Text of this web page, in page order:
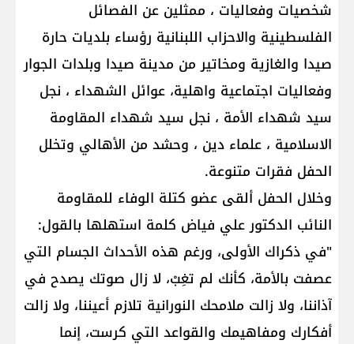
شخصيات وفعاليات ، ممثلين عن الفصائل
الفلسطينية والاحزاب اللبنانية رؤساء بلديات حارة
صيدا والغازية ومخاتير من مدينة صيدا وبلدات الجوار
وفعاليات اجتماعية واهلية، عوائل الشهداء ، نجل
سيد شهداء الأمة ، نجل سيد شهداء المقاومة
الاسلامية ، علماء دين ، وحشد من الأهالي وتخلل
الحفل فقرات متنوعة.
وخلال الحفل ألقى عضو كتلة الوفاء للمقاومة
النائب الدكتور علي فياض كلمة استهلها بالقول:
"في ذكراك الأولى، ورغم هذه الأحداث الجسام التي
عصفت بالأمة، كأنك لم تغِبْ، لا زال صوتك يصدح في
آذاننا، ولا زالت ملامحك النورانية تلازم أعيننا، ولا زالت
أفكارك ومفاهيمك والقواعد التي كرست، إنما